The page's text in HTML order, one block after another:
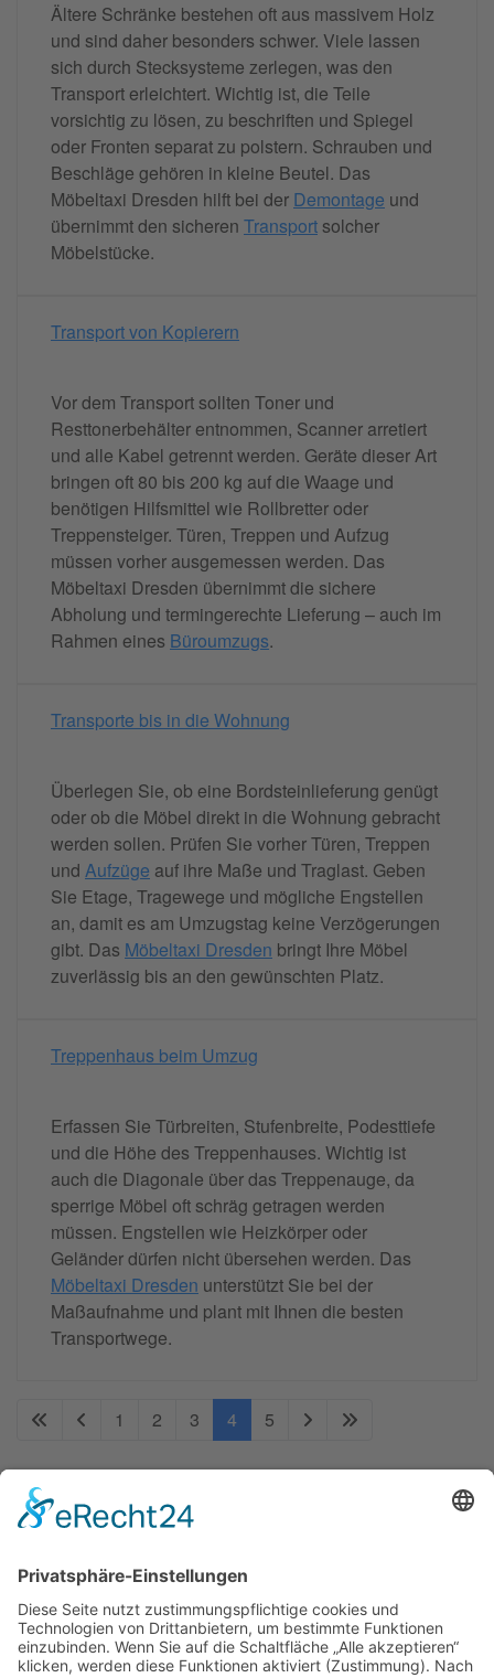
Ältere Schränke bestehen oft aus massivem Holz
und sind daher besonders schwer. Viele lassen
sich durch Stecksysteme zerlegen, was den
Transport erleichtert. Wichtig ist, die Teile
vorsichtig zu lösen, zu beschriften und Spiegel
oder Fronten separat zu polstern. Schrauben und
Beschläge gehören in kleine Beutel. Das
Möbeltaxi Dresden hilft bei der Demontage und
übernimmt den sicheren Transport solcher
Möbelstücke.
Transport von Kopierern
Vor dem Transport sollten Toner und
Resttonerbehälter entnommen, Scanner arretiert
und alle Kabel getrennt werden. Geräte dieser Art
bringen oft 80 bis 200 kg auf die Waage und
benötigen Hilfsmittel wie Rollbretter oder
Treppensteiger. Türen, Treppen und Aufzug
müssen vorher ausgemessen werden. Das
Möbeltaxi Dresden übernimmt die sichere
Abholung und termingerechte Lieferung – auch im
Rahmen eines Büroumzugs.
Transporte bis in die Wohnung
Überlegen Sie, ob eine Bordsteinlieferung genügt
oder ob die Möbel direkt in die Wohnung gebracht
werden sollen. Prüfen Sie vorher Türen, Treppen
und Aufzüge auf ihre Maße und Traglast. Geben
Sie Etage, Tragewege und mögliche Engstellen
an, damit es am Umzugstag keine Verzögerungen
gibt. Das Möbeltaxi Dresden bringt Ihre Möbel
zuverlässig bis an den gewünschten Platz.
Treppenhaus beim Umzug
Erfassen Sie Türbreiten, Stufenbreite, Podesttiefe
und die Höhe des Treppenhauses. Wichtig ist
auch die Diagonale über das Treppenauge, da
sperrige Möbel oft schräg getragen werden
müssen. Engstellen wie Heizkörper oder
Geländer dürfen nicht übersehen werden. Das
Möbeltaxi Dresden unterstützt Sie bei der
Maßaufnahme und plant mit Ihnen die besten
Transportwege.
1 2 3 4 5
Moebeltaxi-Dresden auch in Ihrer Nähe...
Loschwitz - Neustadt - Pieschen - Plauen - Prohlis